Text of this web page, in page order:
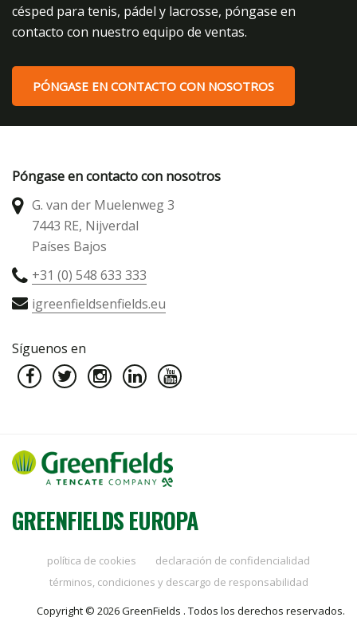
césped para tenis, pádel y lacrosse, póngase en
contacto con nuestro equipo de ventas.
PÓNGASE EN CONTACTO CON NOSOTROS
Póngase en contacto con nosotros
G. van der Muelenweg 3
7443 RE, Nijverdal
Países Bajos
+31 (0) 548 633 333
igreenfieldsenfields.eu
Síguenos en
GREENFIELDS EUROPA
política de cookies
declaración de confidencialidad
términos, condiciones y descargo de responsabilidad
Copyright © 2026 GreenFields . Todos los derechos reservados.